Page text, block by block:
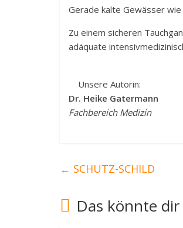
Gerade kalte Gewässer
Zu einem sicheren
adäquate
Unsere Autorin:
Dr. Heike Gatermann
Fachbereich Medizin
← SCHUTZ-SCHILD
Das könnte